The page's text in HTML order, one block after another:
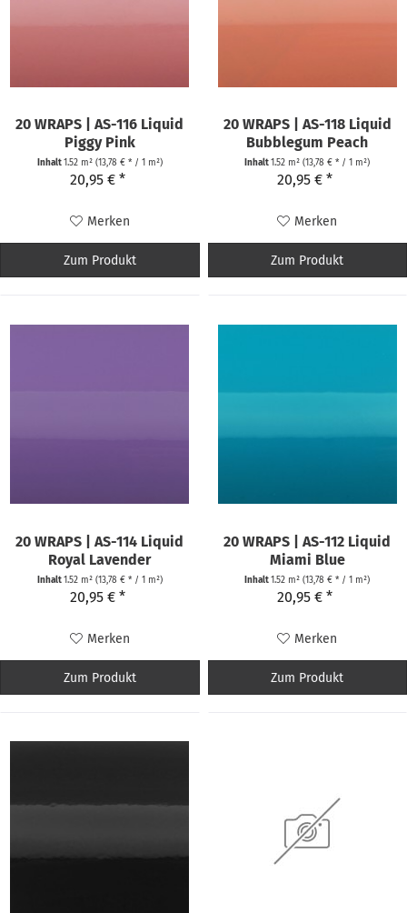
20 WRAPS | AS-116 Liquid
Piggy Pink
Inhalt1.52 m² (13,78 € * / 1 m²)
20,95 € *
Merken
Zum Produkt
20 WRAPS | AS-118 Liquid
Bubblegum Peach
Inhalt1.52 m²(13,78 € * / 1 m²)
20,95 € *
Merken
Zum Produkt
20 WRAPS | AS-114 Liquid
Royal Lavender
Inhalt1.52 m² (13,78 € * / 1 m²)
20,95 € *
Merken
Zum Produkt
20 WRAPS | AS-112 Liquid
Miami Blue
Inhalt1.52 m²(13,78 € * / 1 m²)
20,95 € *
Merken
Zum Produkt